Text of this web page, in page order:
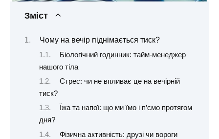
Зміст
Чому на вечір піднімається тиск?
Біологічний годинник: тайм-менеджер
нашого тіла
Стрес: чи не впливає це на вечірній
тиск?
Їжа та напої: що ми їмо і п’ємо протягом
дня?
Фізична активність: друзі чи вороги